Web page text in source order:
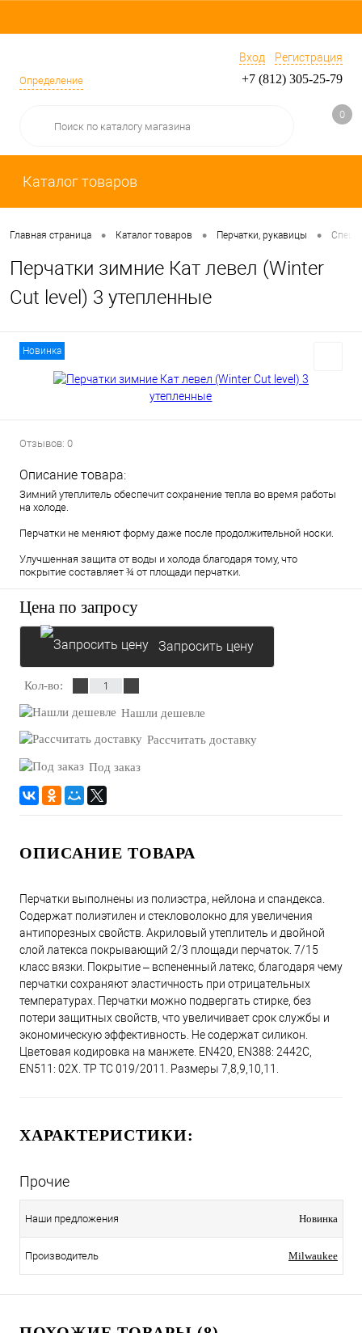
Определение
Вход Регистрация
+7 (812) 305-25-79
0
Каталог товаров
Главная страница • Каталог товаров • Перчатки, рукавицы •
Перчатки зимние Кат левел (Winter
Cut level) 3 утепленные
Новинка
Отзывов: 0
Описание товара:
Зимний утеплитель обеспечит сохранение тепла во время работы
на холоде.
Перчатки не меняют форму даже после продолжительной носки.
Улучшенная защита от воды и холода благодаря тому, что
покрытие составляет ¾ от площади перчатки.
Цена по запросу
Запросить цену
Кол-во:
Нашли дешевле
Рассчитать доставку
Под заказ
ОПИСАНИЕ ТОВАРА
Перчатки выполнены из полиэстра, нейлона и спандекса.
Содержат полиэтилен и стекловолокно для увеличения
антипорезных свойств. Акриловый утеплитель и двойной
слой латекса покрывающий 2/3 площади перчаток. 7/15
класс вязки. Покрытие – вспененный латекс, благодаря чему
перчатки сохраняют эластичность при отрицательных
температурах. Перчатки можно подвергать стирке, без
потери защитных свойств, что увеличивает срок службы и
экономическую эффективность. Не содержат силикон.
Цветовая кодировка на манжете. EN420, EN388: 2442C,
EN511: 02X. ТР ТС 019/2011. Размеры 7,8,9,10,11.
ХАРАКТЕРИСТИКИ:
Прочие
Наши предложения Новинка
Производитель Milwaukee